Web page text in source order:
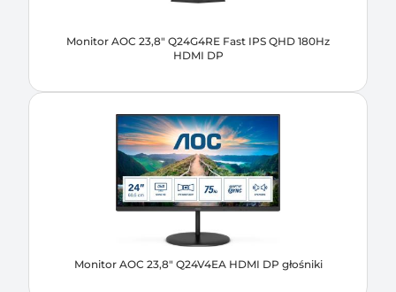
Monitor AOC 23,8" Q24G4RE Fast IPS QHD 180Hz
HDMI DP
Monitor AOC 23,8" Q24V4EA HDMI DP głośniki